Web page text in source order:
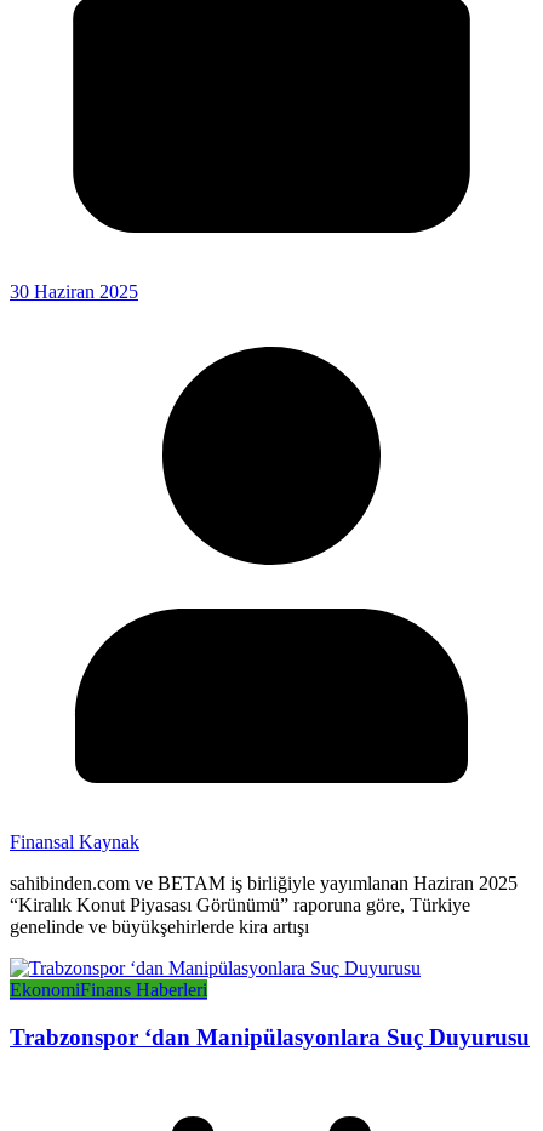
30 Haziran 2025
Finansal Kaynak
sahibinden.com ve BETAM iş birliğiyle yayımlanan Haziran 2025
“Kiralık Konut Piyasası Görünümü” raporuna göre, Türkiye
genelinde ve büyükşehirlerde kira artışı
EkonomiFinans Haberleri
Trabzonspor ‘dan Manipülasyonlara Suç Duyurusu